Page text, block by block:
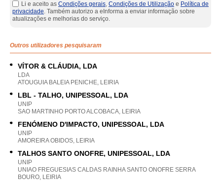
Li e aceito as Condições gerais, Condições de Utilização e Política de
privacidade. Também autorizo a eInforma a enviar informação sobre
atualizações e melhorias do serviço.
Outros utilizadores pesquisaram
VÍTOR & CLÁUDIA, LDA
LDA
ATOUGUIA BALEIA PENICHE, LEIRIA
LBL - TALHO, UNIPESSOAL, LDA
UNIP
SAO MARTINHO PORTO ALCOBACA, LEIRIA
FENÓMENO D'IMPACTO, UNIPESSOAL, LDA
UNIP
AMOREIRA OBIDOS, LEIRIA
TALHOS SANTO ONOFRE, UNIPESSOAL, LDA
UNIP
UNIAO FREGUESIAS CALDAS RAINHA SANTO ONOFRE SERRA
BOURO, LEIRIA